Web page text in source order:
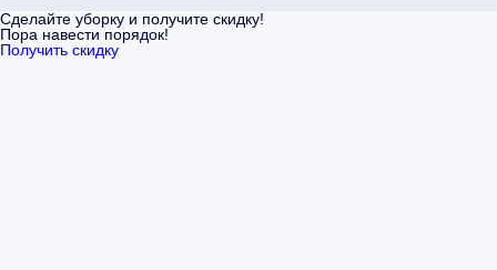
Сделайте уборку и получите скидку!
Пора навести порядок!
Получить скидку